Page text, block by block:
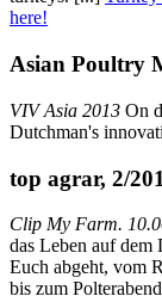
here!
Asian Poultry
VIV Asia 2013 On
Dutchman's
top agrar, 2/
Clip My Farm.
das Leben auf dem
Euch abgeht, vom
bis zum